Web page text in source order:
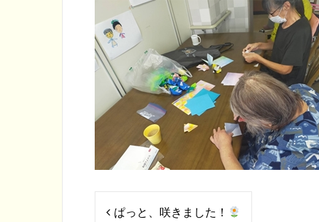
投ぱっと、咲きました！